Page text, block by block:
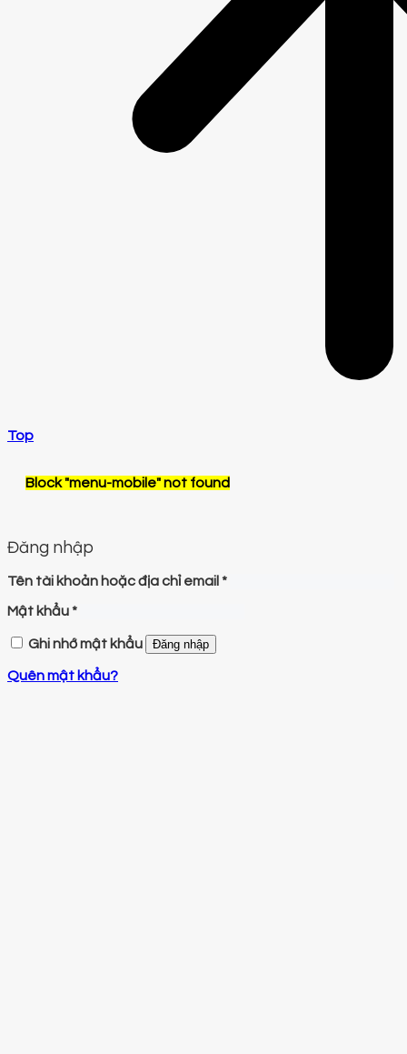
Top
Block"menu-mobile"not found
Đăng nhập
Tên tài khoản hoặc địa chỉ email *
Mật khẩu*
Ghi nhớ mật khẩu Đăng nhập
Quên mật khẩu?